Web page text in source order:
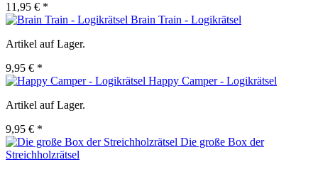
11,95 € *
Brain Train - Logikrätsel
Artikel auf Lager.
9,95 € *
Happy Camper - Logikrätsel
Artikel auf Lager.
9,95 € *
Die große Box der
Streichholzrätsel